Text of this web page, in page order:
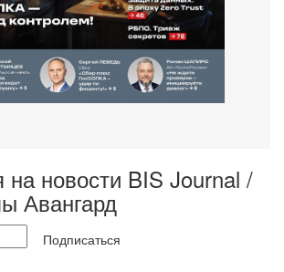
на новости BIS Journal /
Авангард
Подписаться